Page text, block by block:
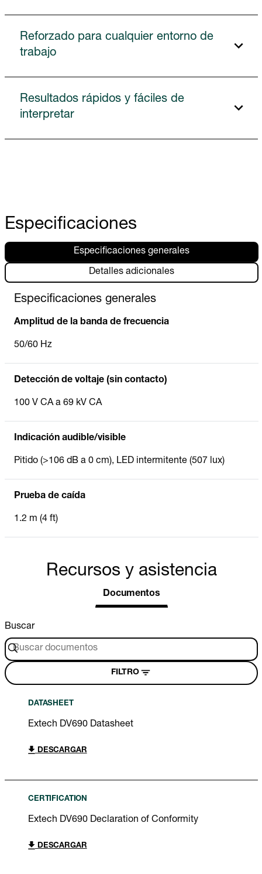
Reforzado para cualquier entorno de
trabajo
Resultados rápidos y fáciles de
interpretar
Especificaciones
Especificaciones generales
Detalles adicionales
Especificaciones generales
Amplitud de la banda de frecuencia
50/60 Hz
Detección de voltaje (sin contacto)
100 V CA a 69 kV CA
Indicación audible/visible
Pitido (>106 dB a 0 cm), LED intermitente (507 lux)
Prueba de caída
1.2 m (4 ft)
Recursos y asistencia
Documentos
Buscar
FILTRO
DATASHEET
Extech DV690 Datasheet
DESCARGAR
CERTIFICATION
Extech DV690 Declaration of Conformity
DESCARGAR